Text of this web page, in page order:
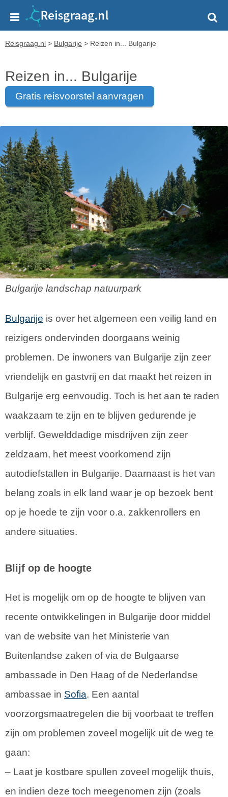
Reisgraag.nl > Bulgarije > Reizen in... Bulgarije
Reizen in... Bulgarije
gratis reisvoorstel aanvragen
Bulgarije landschap natuurpark
Bulgarije is over het algemeen een veilig land en
reizigers ondervinden doorgaans weinig
problemen. De inwoners van Bulgarije zijn zeer
vriendelijk en gastvrij en dat maakt het reizen in
Bulgarije erg eenvoudig. Toch is het aan te raden
waakzaam te zijn en te blijven gedurende je
verblijf. Gewelddadige misdrijven zijn zeer
zeldzaam, het meest voorkomend zijn
autodiefstallen in Bulgarije. Daarnaast is het van
belang zoals in elk land waar je op bezoek bent
op je hoede te zijn voor o.a. zakkenrollers en
andere situaties.
Blijf op de hoogte
Het is mogelijk om op de hoogte te blijven van
recente ontwikkelingen in Bulgarije door middel
van de website van het Ministerie van
Buitenlandse zaken of via de Bulgaarse
ambassade in Den Haag of de Nederlandse
ambassae in Sofia. Een aantal
voorzorgsmaatregelen die bij voorbaat te treffen
zijn om problemen zoveel mogelijk uit de weg te
gaan:
– Laat je kostbare spullen zoveel mogelijk thuis,
en indien deze toch meegenomen zijn (zoals